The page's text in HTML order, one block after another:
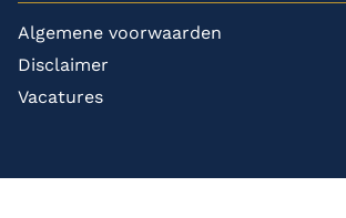
Algemene voorwaarden
Disclaimer
Vacatures